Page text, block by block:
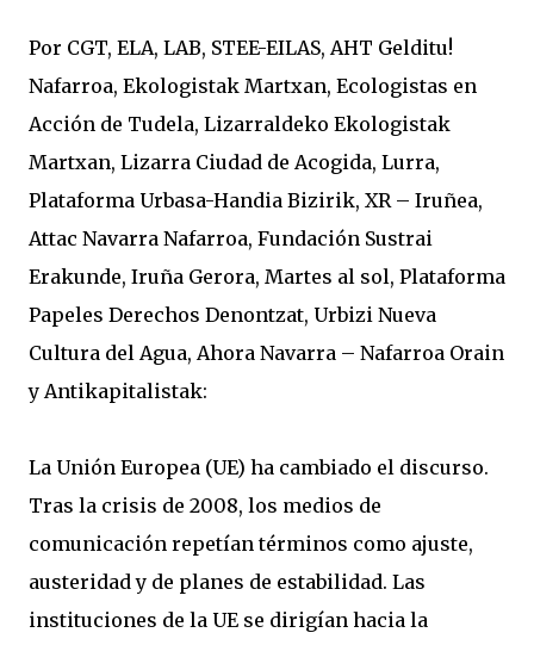
Por CGT, ELA, LAB, STEE-EILAS, AHT Gelditu!
Nafarroa, Ekologistak Martxan, Ecologistas en
Acción de Tudela, Lizarraldeko Ekologistak
Martxan, Lizarra Ciudad de Acogida, Lurra,
Plataforma Urbasa-Handia Bizirik, XR – Iruñea,
Attac Navarra Nafarroa, Fundación Sustrai
Erakunde, Iruña Gerora, Martes al sol, Plataforma
Papeles Derechos Denontzat, Urbizi Nueva
Cultura del Agua, Ahora Navarra – Nafarroa Orain
y Antikapitalistak:
La Unión Europea (UE) ha cambiado el discurso.
Tras la crisis de 2008, los medios de
comunicación repetían términos como ajuste,
austeridad y de planes de estabilidad. Las
instituciones de la UE se dirigían hacia la